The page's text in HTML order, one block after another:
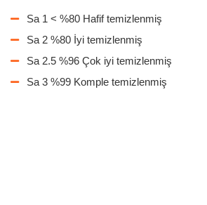
Sa 1 < %80 Hafif temizlenmiş
Sa 2 %80 İyi temizlenmiş
Sa 2.5 %96 Çok iyi temizlenmiş
Sa 3 %99 Komple temizlenmiş